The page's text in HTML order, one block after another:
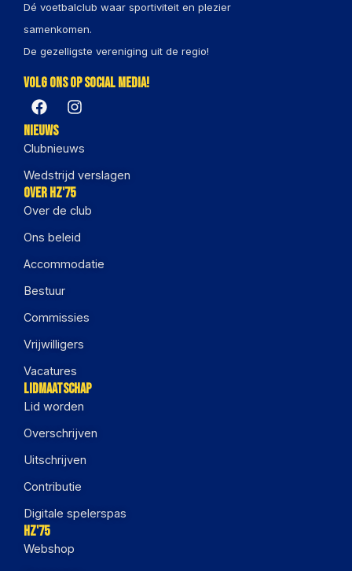
Dé voetbalclub waar sportiviteit en plezier
samenkomen.
De gezelligste vereniging uit de regio!
Volg ons op social media!
Nieuws
Clubnieuws
Wedstrijd verslagen
Over HZ'75
Over de club
Ons beleid
Accommodatie
Bestuur
Commissies
Vrijwilligers
Vacatures
Lidmaatschap
Lid worden
Overschrijven
Uitschrijven
Contributie
Digitale spelerspas
HZ'75
Webshop